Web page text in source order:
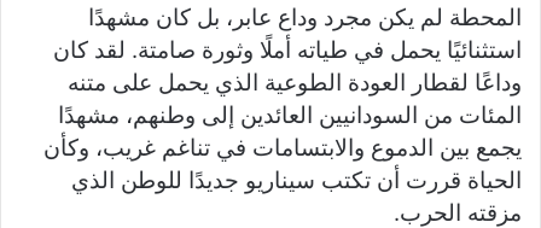
المحطة لم يكن مجرد وداع عابر، بل كان مشهدًا
استثنائيًا يحمل في طياته أملًا وثورة صامتة. لقد كان
وداعًا لقطار العودة الطوعية الذي يحمل على متنه
المئات من السودانيين العائدين إلى وطنهم، مشهدًا
يجمع بين الدموع والابتسامات في تناغم غريب، وكأن
الحياة قررت أن تكتب سيناريو جديدًا للوطن الذي
مزقته الحرب.